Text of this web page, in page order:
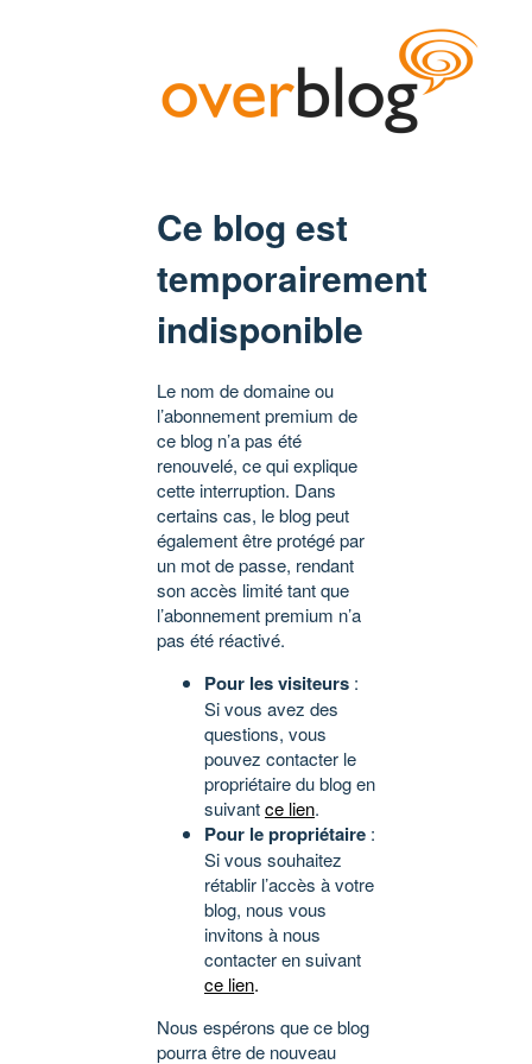
Ce blog est
temporairement
indisponible
Le nom de domaine ou
l’abonnement premium de
ce blog n’a pas été
renouvelé, ce qui explique
cette interruption. Dans
certains cas, le blog peut
également être protégé par
un mot de passe, rendant
son accès limité tant que
l’abonnement premium n’a
pas été réactivé.
Pour les visiteurs :
Si vous avez des
questions, vous
pouvez contacter le
propriétaire du blog en
suivantce lien.
Pour le propriétaire :
Si vous souhaitez
rétablir l’accès à votre
blog, nous vous
invitons à nous
contacter en suivant
ce lien.
Nous espérons que ce blog
pourra être de nouveau